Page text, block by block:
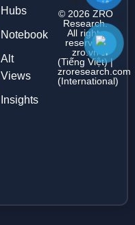
Hubs
Notebook
Alt
Views
Insights
© 2026 ZRO
Research.
All rights
reserved.
zro.vn
(Tiếng Việt) |
zroresearch.com
(International)